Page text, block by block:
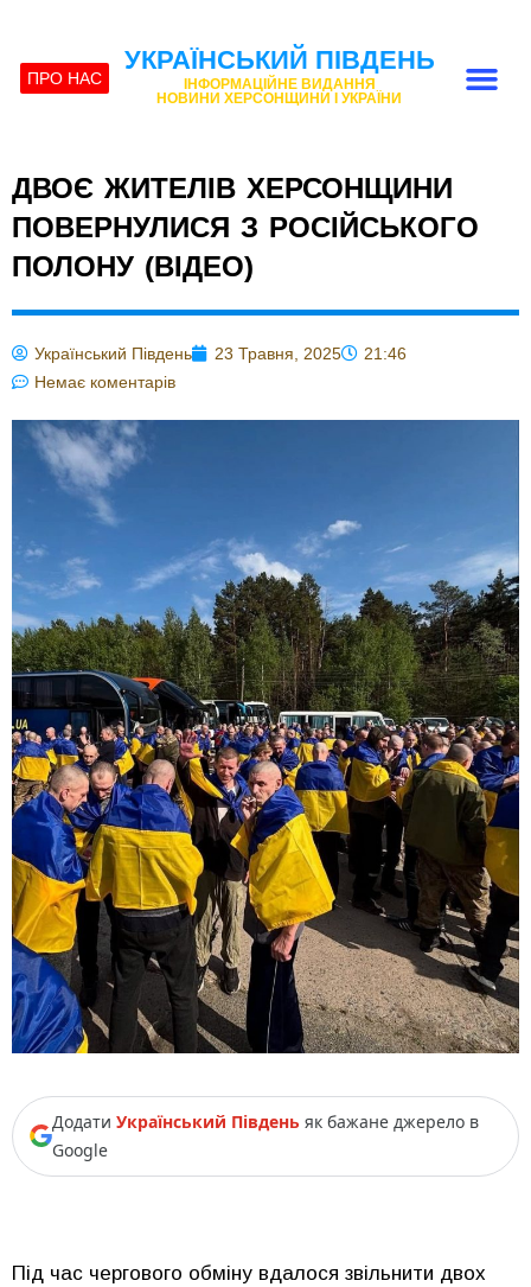
ПРО НАС
УКРАЇНСЬКИЙ ПІВДЕНЬ
ІНФОРМАЦІЙНЕ ВИДАННЯ
НОВИНИ ХЕРСОНЩИНИ І УКРАЇНИ
ДВОЄ ЖИТЕЛІВ ХЕРСОНЩИНИ
ПОВЕРНУЛИСЯ З РОСІЙСЬКОГО
ПОЛОНУ (ВІДЕО)
Український Південь 23 Травня, 2025
21:46
Немає коментарів
Додати Український Південь як бажане джерело в
Google
Під час чергового обміну вдалося звільнити двох